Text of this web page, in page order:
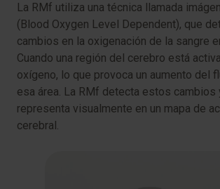
La RMf utiliza una técnica llamada
(Blood Oxygen Level Dependent), que
cambios en la oxigenación de la sangre
Cuando una región del cerebro está
oxígeno, lo que provoca un aumento del
esa área. La RMf detecta estos cambios
representa visualmente en un mapa de
cerebral.